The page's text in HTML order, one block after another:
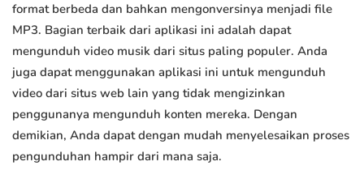
format berbeda dan bahkan mengonversinya menjadi file
MP3. Bagian terbaik dari aplikasi ini adalah dapat
mengunduh video musik dari situs paling populer. Anda
juga dapat menggunakan aplikasi ini untuk mengunduh
video dari situs web lain yang tidak mengizinkan
penggunanya mengunduh konten mereka. Dengan
demikian, Anda dapat dengan mudah menyelesaikan proses
pengunduhan hampir dari mana saja.